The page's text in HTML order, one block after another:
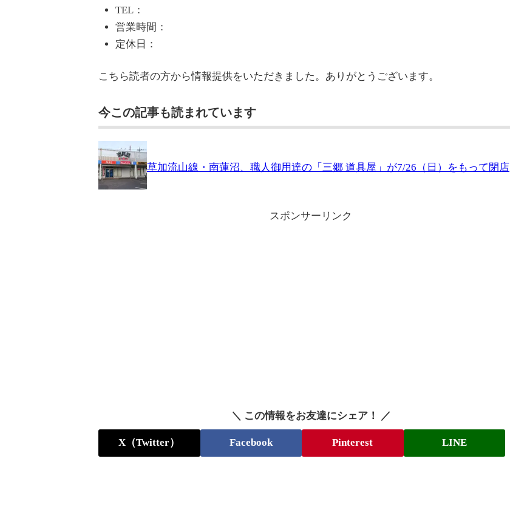
TEL：
営業時間：
定休日：
こちら読者の方から情報提供をいただきました。ありがとうございます。
今この記事も読まれています
草加流山線・南蓮沼、職人御用達の「三郷 道具屋」が7/26（日）をもって閉店
スポンサーリンク
＼ この情報をお友達にシェア！ ／
X（Twitter） Facebook Pinterest LINE